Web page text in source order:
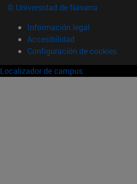
© Universidad de Navarra
Información legal
Accesibilidad
Configuración de cookies
Localizador de campus